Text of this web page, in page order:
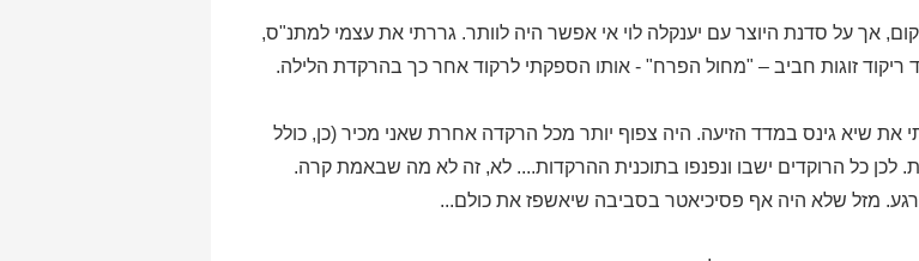
אך על סדנת היוצר עם יענקלה לוי אי אפשר היה לוותר. גררתי את עצמי למתנ"ס,
ריקוד זוגות חביב – "מחול הפרח" - אותו הספקתי לרקוד אחר כך בהרקדת הלילה.
שיא גינס במדד הזיעה. היה צפוף יותר מכל הרקדה אחרת שאני מכיר (כן, כולל
לכן כל הרוקדים ישבו ונפנפו בתוכנית ההרקדות.... לא, זה לא מה שבאמת קרה.
רגע. מזל שלא היה אף פסיכיאטר בסביבה שיאשפז את כולם...